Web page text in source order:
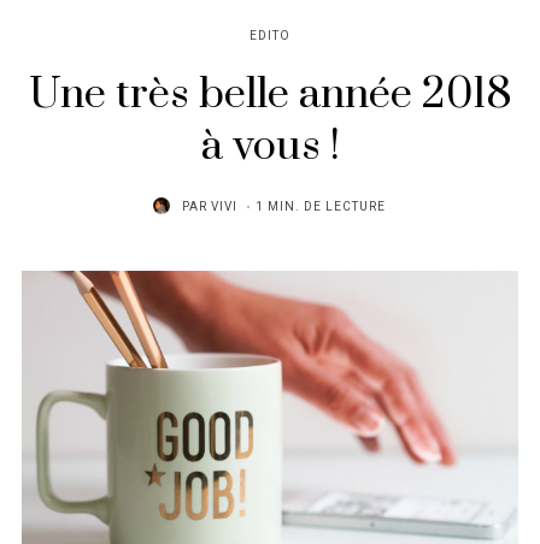
EDITO
Une très belle année 2018
à vous !
PAR VIVI 1 MIN. DE LECTURE